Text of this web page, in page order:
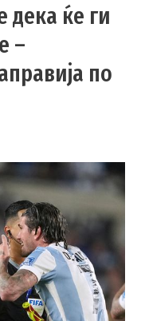
ќе ги
–
по